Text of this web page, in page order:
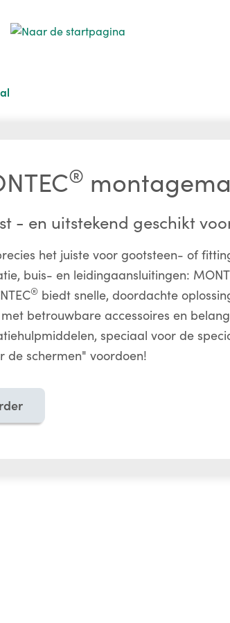
®
- en uitstekend geschikt
het juiste voor gootsteen- of
buis- en leidingaansluitingen:
® biedt snelle, doordachte
betrouwbare accessoires en
speciaal voor de
de schermen" voordoen!